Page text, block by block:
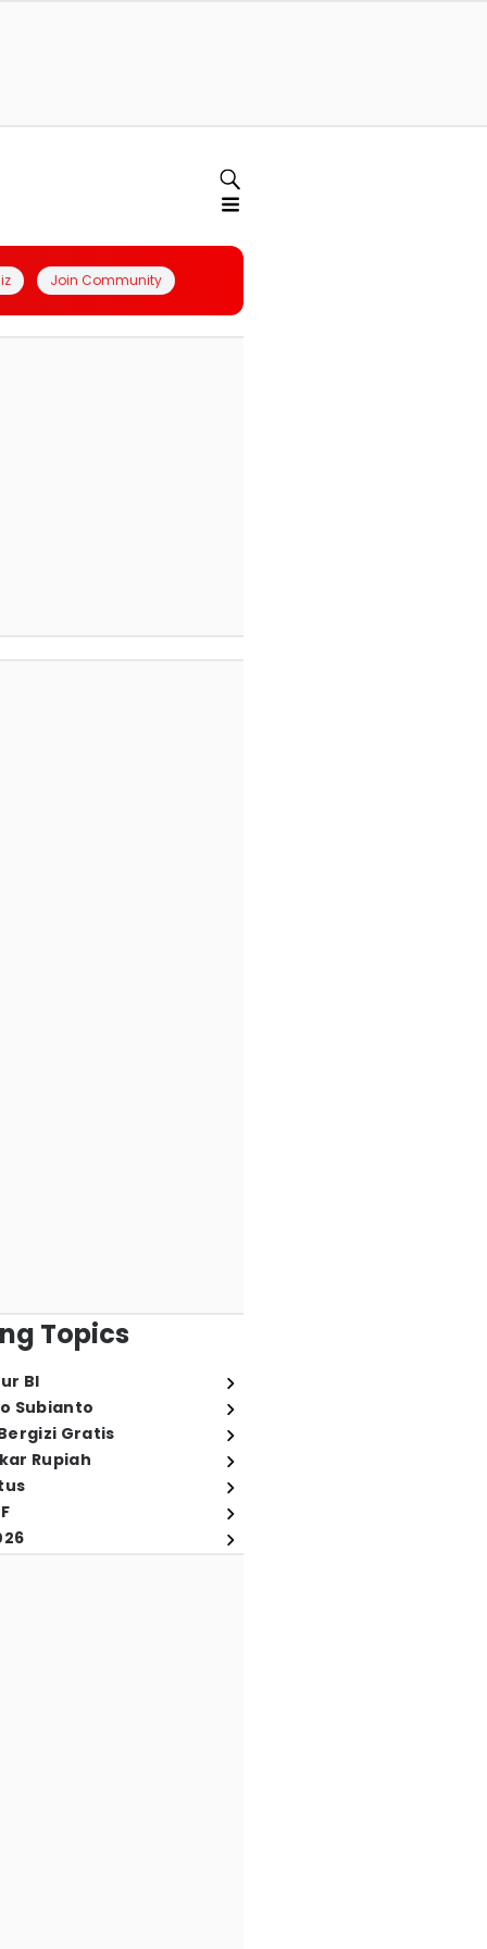
Join Community
Topics
BI
Subianto
Gratis
Rupiah